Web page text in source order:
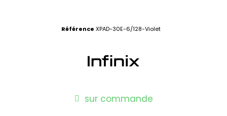
Référence XPAD-30E-6/128-Violet
sur commande